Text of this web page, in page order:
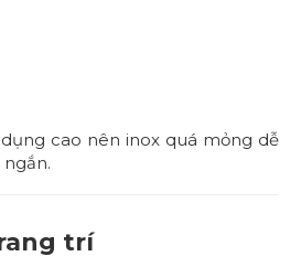
cao nên inox quá mỏng dễ
trí